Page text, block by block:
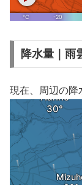
降水量｜雨
現在、周辺の降